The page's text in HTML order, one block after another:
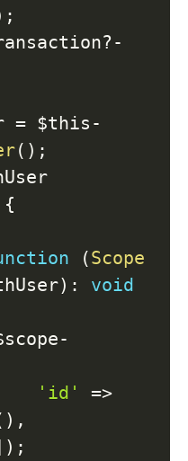
;
?-
= $this -
( ) ;
{
(Scope
) :
void
-
'id'
=>
) ,
) ;